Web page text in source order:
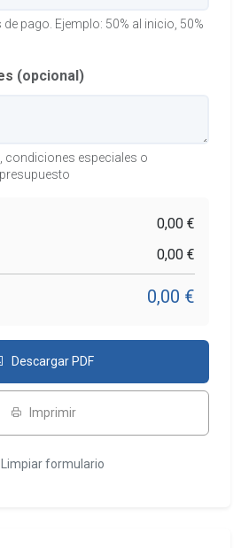
pago. Ejemplo: 50% al inicio, 50%
(opcional)
condiciones especiales o
0,00 €
0,00 €
0,00 €
Descargar PDF
Imprimir
Limpiar formulario